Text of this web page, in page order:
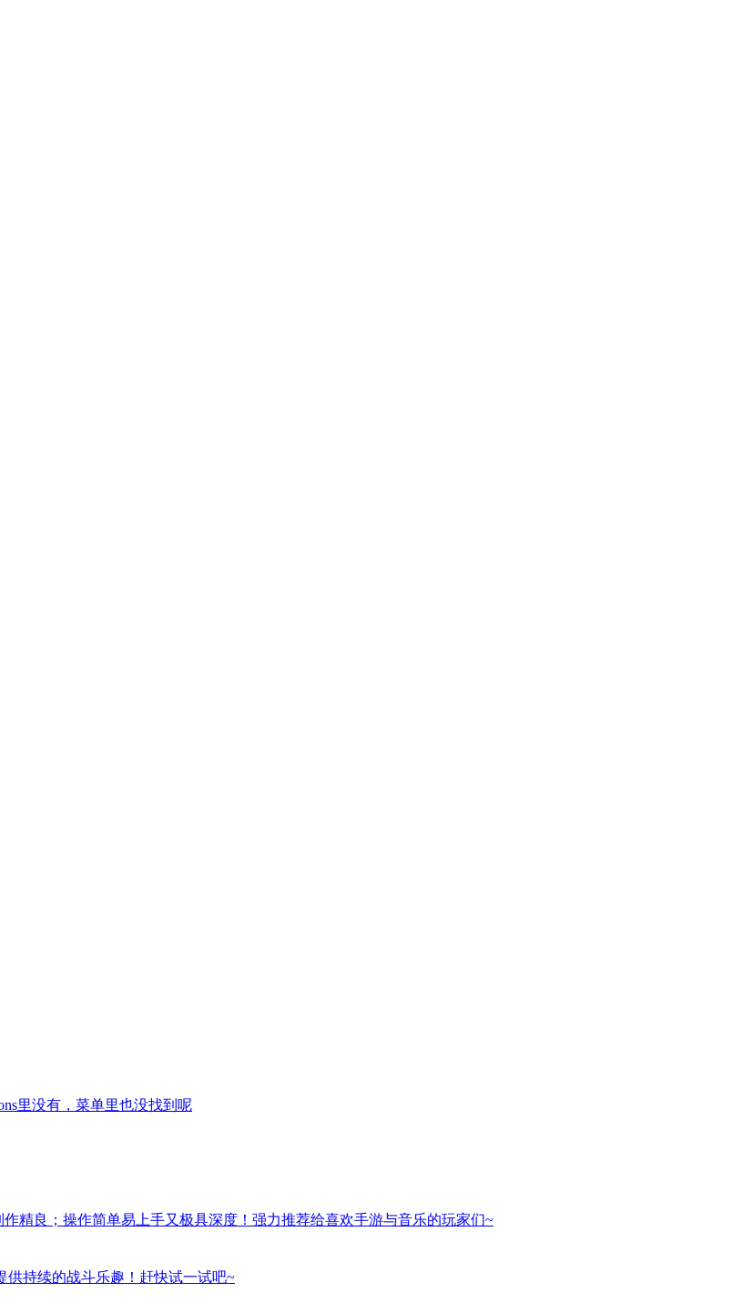
里没有，菜单里也没找到呢
精良；操作简单易上手又极具深度！强力推荐给喜欢手游与音乐的玩家们~
供持续的战斗乐趣！赶快试一试吧~